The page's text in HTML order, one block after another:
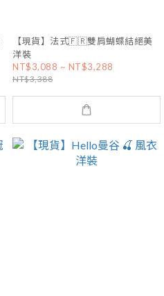
【現貨】法式🇫🇷雙肩蝴蝶結絕美
洋裝
NT$3,088 ~ NT$3,288
NT$3,388